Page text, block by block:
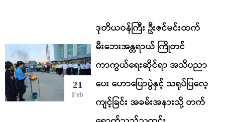
21
Feb
ဒုတိယဝန်ကြီး ဦးဇင်မင်းထက်
မီးဘေးအန္တရာယ် ကြိုတင်
ကာကွယ်ရေးဆိုင်ရာ အသိပညာ
ပေး ဟောပြောပွဲနှင့် သရုပ်ပြလေ့
ကျင့်ခြင်း အခမ်းအနားသို့ တက်